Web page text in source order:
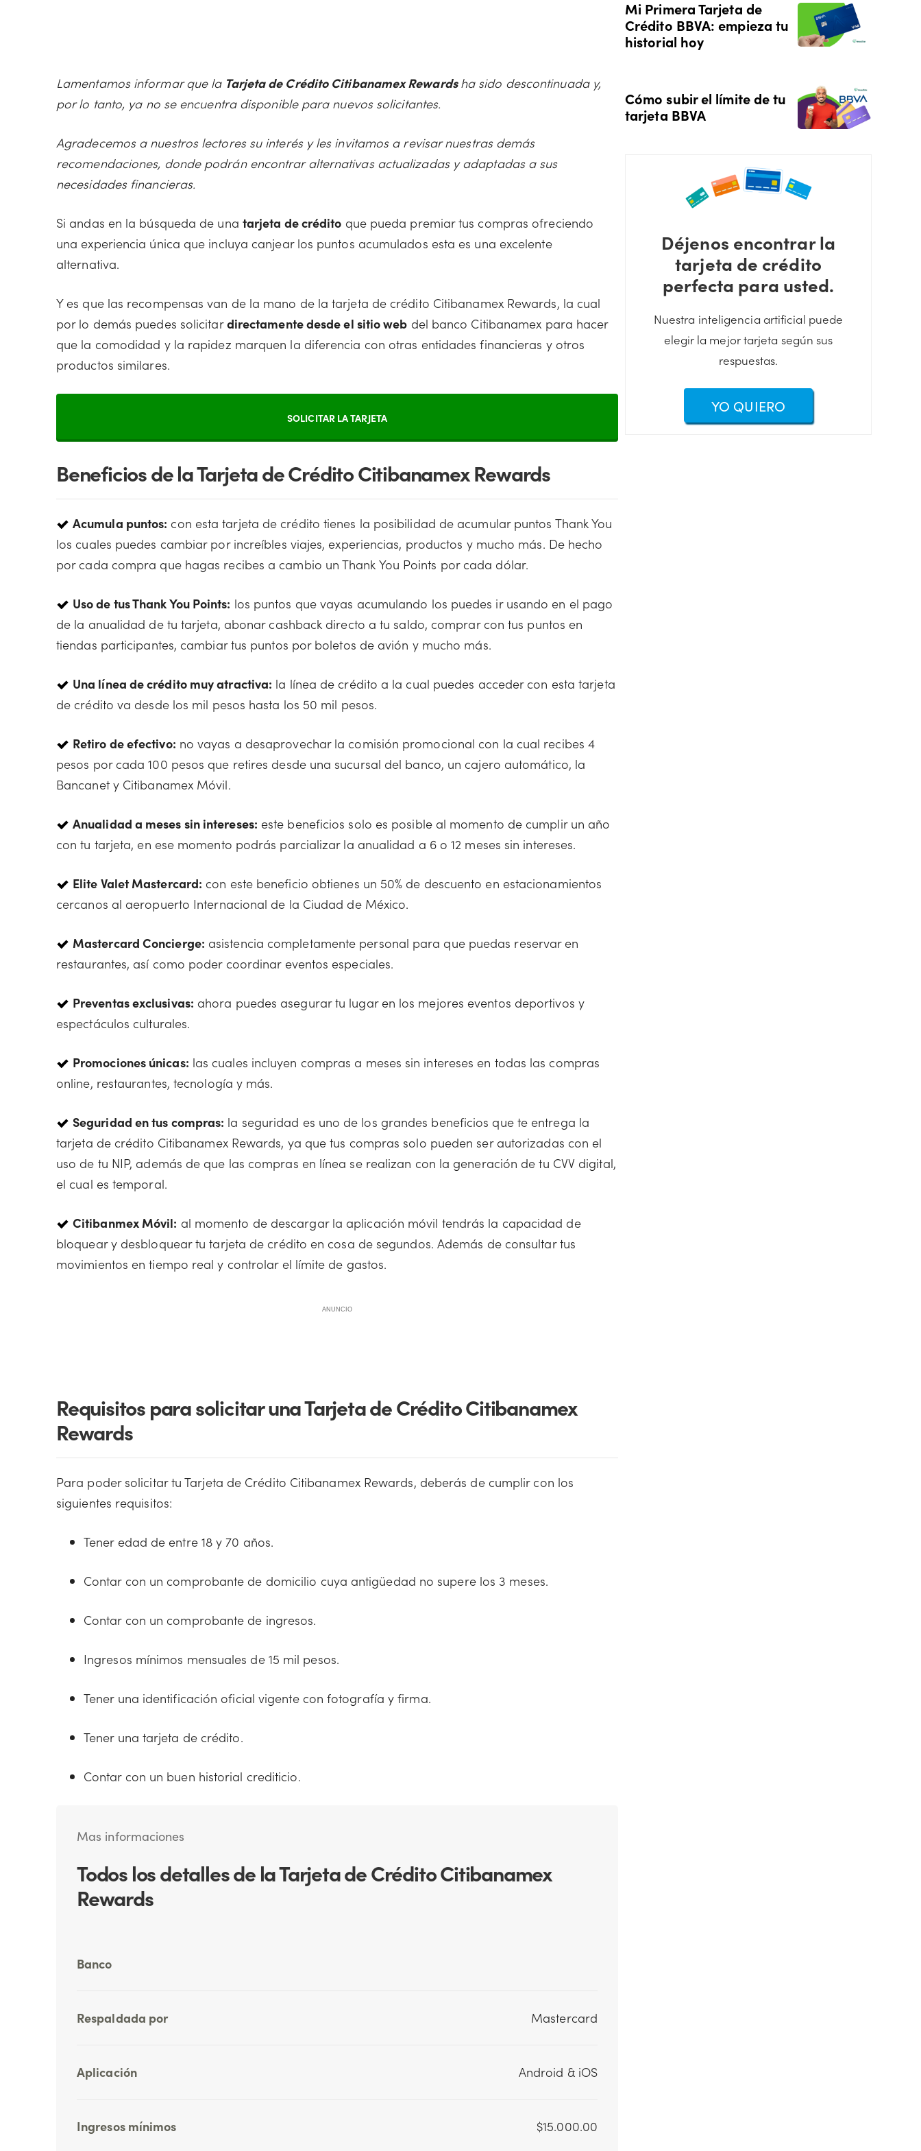
Lamentamos informar que la Tarjeta de Crédito Citibanamex Rewardsha sido descontinuada y,
por lo tanto, ya no se encuentra disponible para nuevos solicitantes.
Agradecemos a nuestros lectores su interés y les invitamos a revisar nuestras demás
recomendaciones, donde podrán encontrar alternativas actualizadas y adaptadas a sus
necesidades financieras.
Si andas en la búsqueda de una tarjeta de crédito que pueda premiar tus compras ofreciendo
una experiencia única que incluya canjear los puntos acumulados esta es una excelente
alternativa.
Y es que las recompensas van de la mano de la tarjeta de crédito Citibanamex Rewards, la cual
por lo demás puedes solicitardirectamente desde el sitio web del banco Citibanamex para hacer
que la comodidad y la rapidez marquen la diferencia con otras entidades financieras y otros
productos similares.
SOLICITAR LA TARJETA
Beneficios de la Tarjeta de Crédito Citibanamex Rewards
Acumula puntos: con esta tarjeta de crédito tienes la posibilidad de acumular puntos Thank You
los cuales puedes cambiar por increíbles viajes, experiencias, productos y mucho más. De hecho
por cada compra que hagas recibes a cambio un Thank You Points por cada dólar.
Uso de tus Thank You Points: los puntos que vayas acumulando los puedes ir usando en el pago
de la anualidad de tu tarjeta, abonar cashback directo a tu saldo, comprar con tus puntos en
tiendas participantes, cambiar tus puntos por boletos de avión y mucho más.
Una línea de crédito muy atractiva: la línea de crédito a la cual puedes acceder con esta tarjeta
de crédito va desde los mil pesos hasta los 50 mil pesos.
Retiro de efectivo: no vayas a desaprovechar la comisión promocional con la cual recibes 4
pesos por cada 100 pesos que retires desde una sucursal del banco, un cajero automático, la
Bancanet y Citibanamex Móvil.
Anualidad a meses sin intereses: este beneficios solo es posible al momento de cumplir un año
con tu tarjeta, en ese momento podrás parcializar la anualidad a 6 o 12 meses sin intereses.
Elite Valet Mastercard: con este beneficio obtienes un 50% de descuento en estacionamientos
cercanos al aeropuerto Internacional de la Ciudad de México.
Mastercard Concierge: asistencia completamente personal para que puedas reservar en
restaurantes, así como poder coordinar eventos especiales.
Preventas exclusivas: ahora puedes asegurar tu lugar en los mejores eventos deportivos y
espectáculos culturales.
Promociones únicas: las cuales incluyen compras a meses sin intereses en todas las compras
online, restaurantes, tecnología y más.
Seguridad en tus compras: la seguridad es uno de los grandes beneficios que te entrega la
tarjeta de crédito Citibanamex Rewards, ya que tus compras solo pueden ser autorizadas con el
uso de tu NIP, además de que las compras en línea se realizan con la generación de tu CVV digital,
el cual es temporal.
Citibanmex Móvil: al momento de descargar la aplicación móvil tendrás la capacidad de
bloquear y desbloquear tu tarjeta de crédito en cosa de segundos. Además de consultar tus
movimientos en tiempo real y controlar el límite de gastos.
ANUNCIO
Requisitos para solicitar una Tarjeta de Crédito Citibanamex
Rewards
Para poder solicitar tu Tarjeta de Crédito Citibanamex Rewards, deberás de cumplir con los
siguientes requisitos:
Tener edad de entre 18 y 70 años.
Contar con un comprobante de domicilio cuya antigüedad no supere los 3 meses.
Contar con un comprobante de ingresos.
Ingresos mínimos mensuales de 15 mil pesos.
Tener una identificación oficial vigente con fotografía y firma.
Tener una tarjeta de crédito.
Contar con un buen historial crediticio.
Mas informaciones
Todos los detalles de la Tarjeta de Crédito Citibanamex
Rewards
Banco
Respaldada por Mastercard
Aplicación Android & iOS
Ingresos mínimos $15.000.00
Mi Primera Tarjeta de
Crédito BBVA: empieza tu
historial hoy
Cómo subir el límite de tu
tarjeta BBVA
Déjenos encontrar la
tarjeta de crédito
perfecta para usted.
Nuestra inteligencia artificial puede
elegir la mejor tarjeta según sus
respuestas.
YO QUIERO